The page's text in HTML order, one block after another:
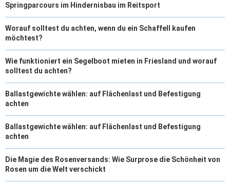
Springparcours im Hindernisbau im Reitsport
Worauf solltest du achten, wenn du ein Schaffell kaufen
möchtest?
Wie funktioniert ein Segelboot mieten in Friesland und worauf
solltest du achten?
Ballastgewichte wählen: auf Flächenlast und Befestigung
achten
Ballastgewichte wählen: auf Flächenlast und Befestigung
achten
Die Magie des Rosenversands: Wie Surprose die Schönheit von
Rosen um die Welt verschickt